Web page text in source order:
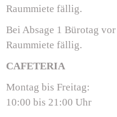
Raummiete fällig.
Bei Absage 1 Bürotag
Raummiete fällig.
CAFETERIA
Montag bis Freitag:
10:00 bis 21:00 Uhr